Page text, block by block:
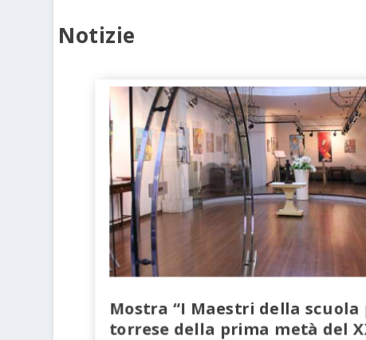
Notizie
Mostra “I Maestri della
torrese della prima metà del